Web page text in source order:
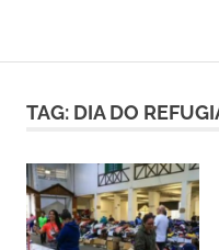
Espírito
–
Brasil
TAG: DIA DO